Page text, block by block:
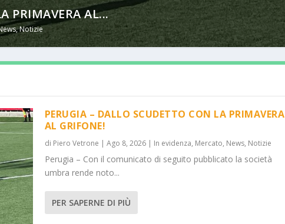
PRIMAVERA AL...
,Notizie
PERUGIA – DALLO SCUDETTO CON LA PRIMAVERA
AL GRIFONE!
di Piero Vetrone | Ago 8, 2026| In evidenza, Mercato, News, Notizie
Perugia – Con il comunicato di seguito pubblicato la società
umbra rende noto...
PER SAPERNE DI PIÙ